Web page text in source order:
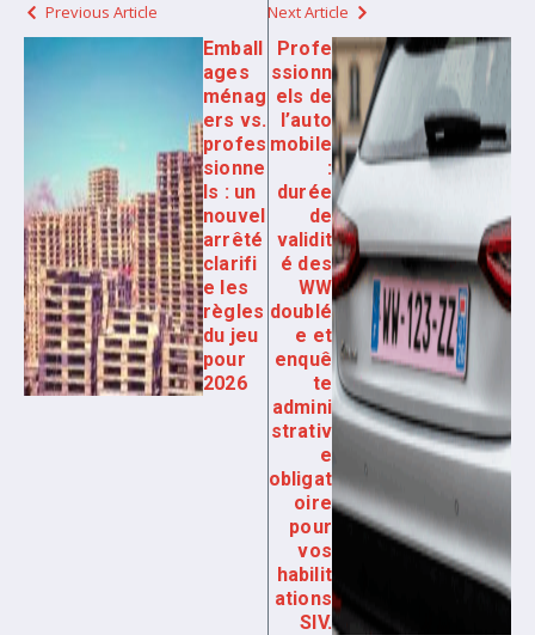
Previous Article
Emball
ages
ménag
ers vs.
profes
sionne
ls : un
nouvel
arrêté
clarifi
e les
règles
du jeu
pour
2026
Next Article
Profe
ssionn
els de
l’auto
mobile
:
durée
de
validit
é des
WW
doublé
e et
enquê
te
admini
strativ
e
obligat
oire
pour
vos
habilit
ations
SIV.